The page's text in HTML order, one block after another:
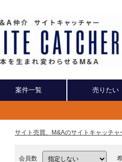
案件一覧 売りたい
サイト売買、M&Aのサイトキャッチャ
会員数